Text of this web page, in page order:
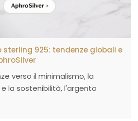
sterling 925: tendenze globali e
verso il minimalismo, la
la sostenibilità, l'argento
la scelta preferita da